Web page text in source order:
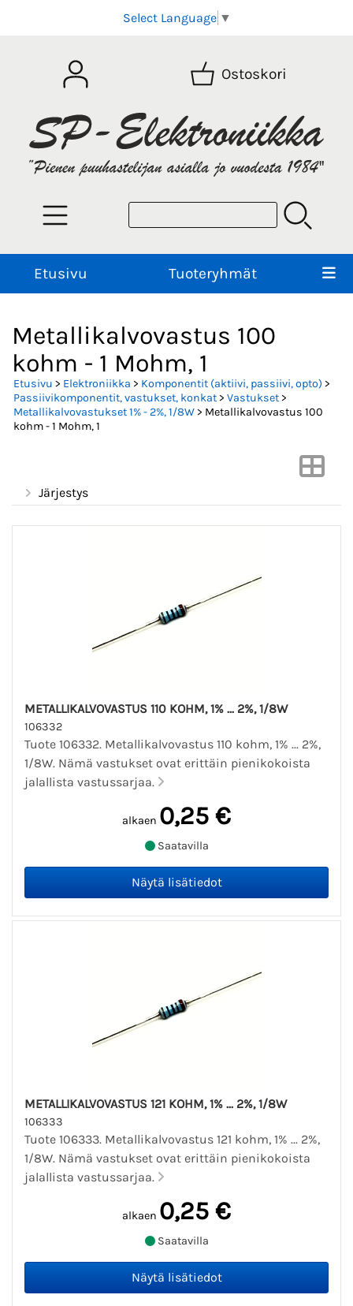
Select Language ▼
Ostoskori
Etusivu Tuoteryhmät
Metallikalvovastus 100
kohm - 1 Mohm, 1
Etusivu > Elektroniikka > Komponentit (aktiivi, passiivi, opto) >
Passiivikomponentit, vastukset, konkat> Vastukset>
Metallikalvovastukset 1% - 2%, 1/8W> Metallikalvovastus 100
kohm - 1 Mohm, 1
Järjestys
METALLIKALVOVASTUS 110 KOHM, 1% ... 2%, 1/8W
106332
Tuote 106332. Metallikalvovastus 110 kohm, 1% ... 2%,
1/8W. Nämä vastukset ovat erittäin pienikokoista
jalallista vastussarjaa.
alkaen 0,25 €
Saatavilla
METALLIKALVOVASTUS 121 KOHM, 1% ... 2%, 1/8W
106333
Tuote 106333. Metallikalvovastus 121 kohm, 1% ... 2%,
1/8W. Nämä vastukset ovat erittäin pienikokoista
jalallista vastussarjaa.
alkaen 0,25 €
Saatavilla